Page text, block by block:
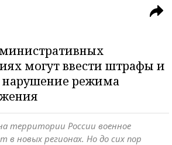
могут ввести штрафы и
нарушение режима
территории России военное
в новых регионах. Но до сих пор